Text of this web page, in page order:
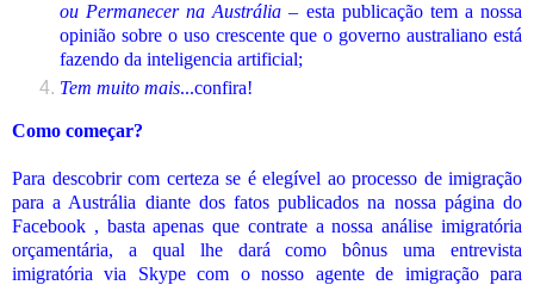
ou Permanecer na Austrália – esta publicação tem a nossa
opinião sobre o uso crescente que o governo australiano está
fazendo da inteligencia artificial;
Tem muito mais...confira!
Como começar?
Para descobrir com certeza se é elegível ao processo de imigração
para a Austrália diante dos fatos publicados na nossa página do
Facebook , basta apenas que contrate a nossa análise imigratória
orçamentária, a qual lhe dará como bônus uma entrevista
imigratória via Skype com o nosso agente de imigração para